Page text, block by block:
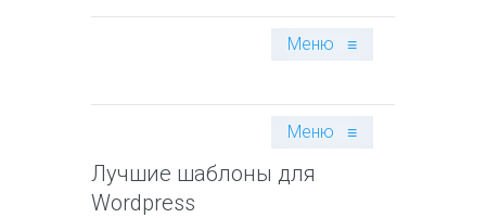
Меню ≡
Меню ≡
Лучшие шаблоны для
Wordpress